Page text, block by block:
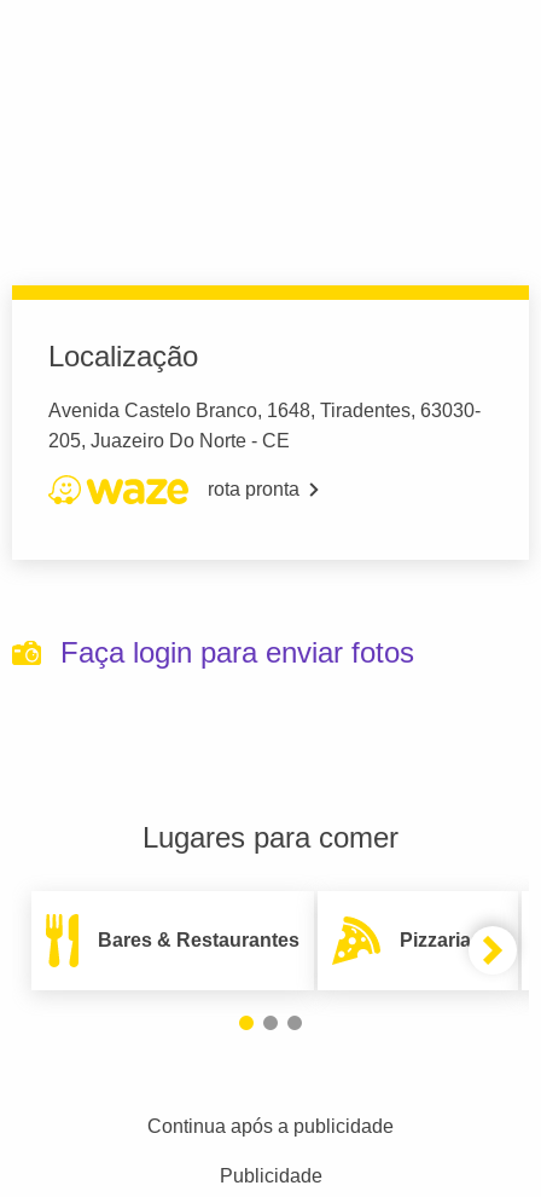
Localização
Avenida Castelo Branco, 1648, Tiradentes, 63030-
205, Juazeiro Do Norte - CE
rota pronta
Faça login para enviar fotos
Lugares para comer
Bares & Restaurantes Pizzarias
Continua após a publicidade
Publicidade